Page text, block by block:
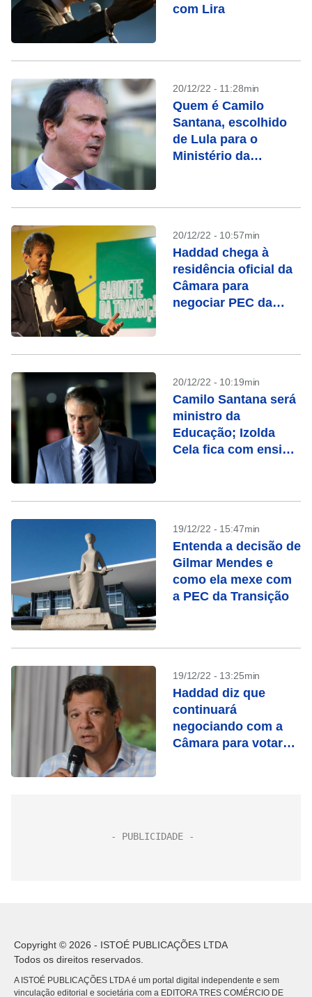
com Lira
20/12/22 - 11:28min
Quem é Camilo
Santana, escolhido
de Lula para o
Ministério da
20/12/22 - 10:57min
Haddad chega à
residência oficial da
Câmara para
negociar PEC da
20/12/22 - 10:19min
Camilo Santana será
ministro da
Educação; Izolda
Cela fica com ensino
19/12/22 - 15:47min
Entenda a decisão de
Gilmar Mendes e
como ela mexe com
a PEC da Transição
19/12/22 - 13:25min
Haddad diz que
continuará
negociando com a
Câmara para votar
Copyright © 2026 - ISTOÉ PUBLICAÇÕES LTDA
Todos os direitos reservados.
A ISTOÉ PUBLICAÇÕES LTDA é um portal digital independente e sem
vinculação editorial e societária com a EDITORA TRES COMÉRCIO DE